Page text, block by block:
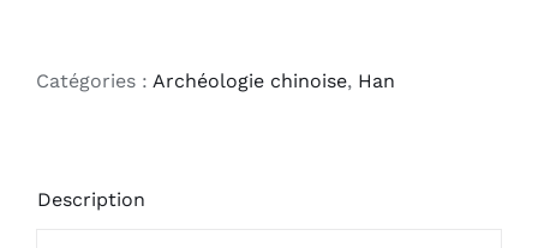
Catégories : Archéologie chinoise, Han
Description